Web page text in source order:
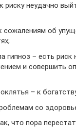
риску неудачно
сожалениям об
гипноз – есть риск
и совершить
– к
со
что пора